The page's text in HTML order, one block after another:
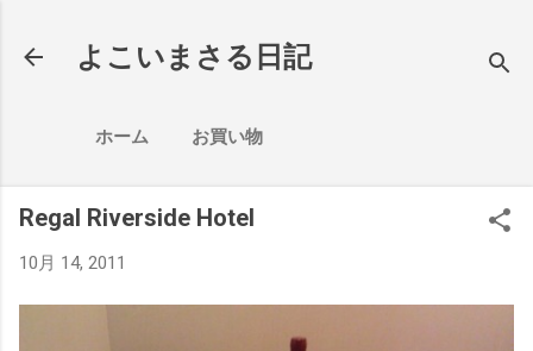
よこいまさる日記
ホーム お買い物
Regal Riverside Hotel
10月 14, 2011